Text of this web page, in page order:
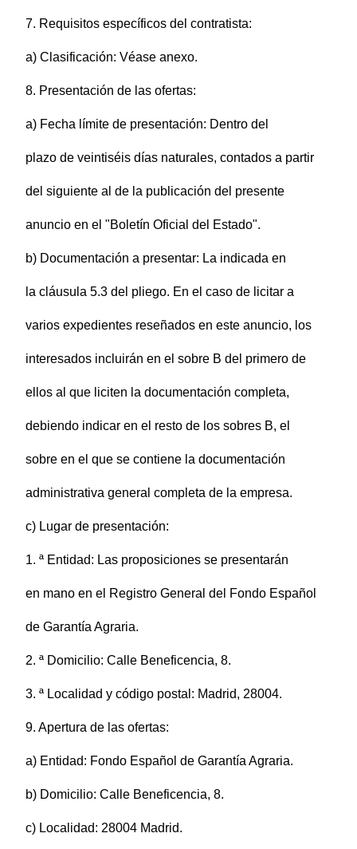
7. Requisitos específicos del contratista:
a) Clasificación: Véase anexo.
8. Presentación de las ofertas:
a) Fecha límite de presentación: Dentro del
plazo de veintiséis días naturales, contados a partir
del siguiente al de la publicación del presente
anuncio en el "Boletín Oficial del Estado".
b) Documentación a presentar: La indicada en
la cláusula 5.3 del pliego. En el caso de licitar a
varios expedientes reseñados en este anuncio, los
interesados incluirán en el sobre B del primero de
ellos al que liciten la documentación completa,
debiendo indicar en el resto de los sobres B, el
sobre en el que se contiene la documentación
administrativa general completa de la empresa.
c) Lugar de presentación:
1. ª Entidad: Las proposiciones se presentarán
en mano en el Registro General del Fondo Español
de Garantía Agraria.
2. ª Domicilio: Calle Beneficencia, 8.
3. ª Localidad y código postal: Madrid, 28004.
9. Apertura de las ofertas:
a) Entidad: Fondo Español de Garantía Agraria.
b) Domicilio: Calle Beneficencia, 8.
c) Localidad: 28004 Madrid.